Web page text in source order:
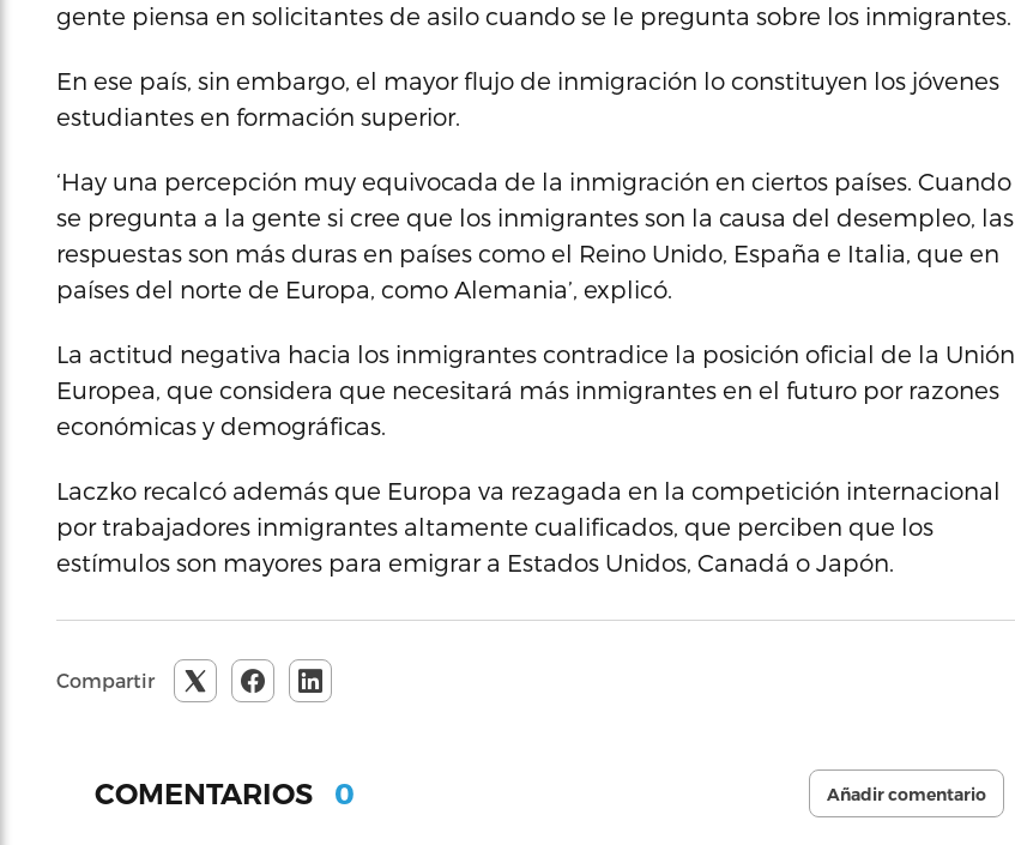
gente piensa en solicitantes de asilo cuando se le pregunta sobre los inmigrantes.
En ese país, sin embargo, el mayor flujo de inmigración lo constituyen los jóvenes
estudiantes en formación superior.
‘Hay una percepción muy equivocada de la inmigración en ciertos países. Cuando
se pregunta a la gente si cree que los inmigrantes son la causa del desempleo, las
respuestas son más duras en países como el Reino Unido, España e Italia, que en
países del norte de Europa, como Alemania’, explicó.
La actitud negativa hacia los inmigrantes contradice la posición oficial de la Unión
Europea, que considera que necesitará más inmigrantes en el futuro por razones
económicas y demográficas.
Laczko recalcó además que Europa va rezagada en la competición internacional
por trabajadores inmigrantes altamente cualificados, que perciben que los
estímulos son mayores para emigrar a Estados Unidos, Canadá o Japón.
Compartir
COMENTARIOS 0 Añadir comentario